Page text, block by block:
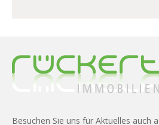
Besuchen Sie uns für Aktuelles auch